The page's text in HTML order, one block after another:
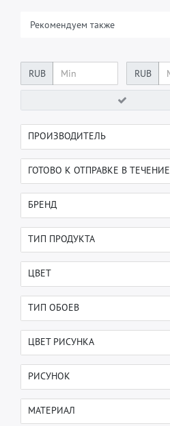
RUB RUB
ПРОИЗВОДИТЕЛЬ
e-DELUX
ГОТОВО К ОТПРАВКЕ В ТЕЧЕНИЕ
3-4 дня после оплаты
БРЕНД
Profhome
ТИП ПРОДУКТА
Флизелиновые обои
ЦВЕТ
кремовый
розовый
фиолетовый
ТИП ОБОЕВ
детские
флизелиновые обои горячего
тиснения
флизелиновые обои
ЦВЕТ РИСУНКА
голубой
кремово-белый
зелёный
РИСУНОК
с цветочным узором
МАТЕРИАЛ